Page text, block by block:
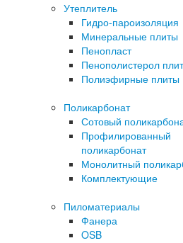
Утеплитель
Гидро-пароизоляция
Минеральные плиты
Пенопласт
Пенополистерол
Полиэфирные плиты
Поликарбонат
Сотовый
Профилированный
поликарбонат
Монолитный
Комплектующие
Пиломатериалы
Фанера
OSB